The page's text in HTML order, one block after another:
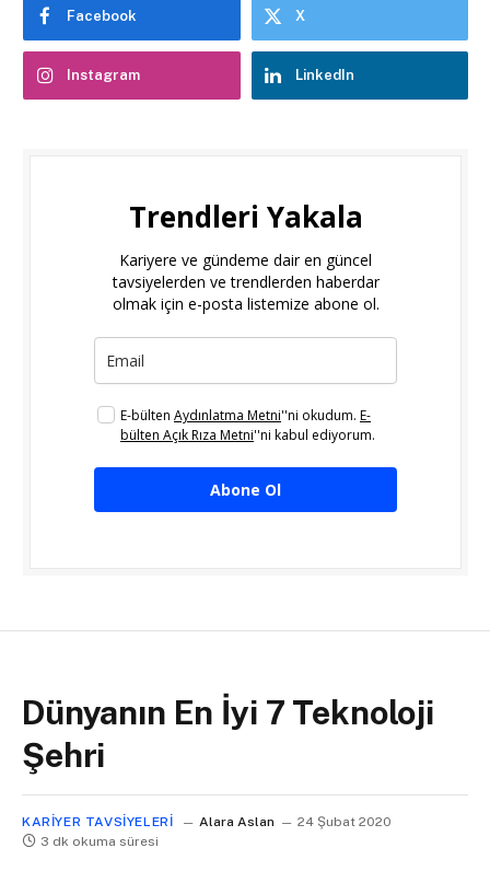
Facebook X
Instagram LinkedIn
Trendleri Yakala
Kariyere ve gündeme dair en güncel
tavsiyelerden ve trendlerden haberdar
olmak için e-posta listemize abone ol.
E-bülten Aydınlatma Metni''ni okudum. E-
bülten Açık Rıza Metni''ni kabul ediyorum.
Abone Ol
Dünyanın En İyi 7 Teknoloji
Şehri
KARIYER TAVSIYELERI Alara Aslan
24 Şubat 2020
3 dk okuma süresi